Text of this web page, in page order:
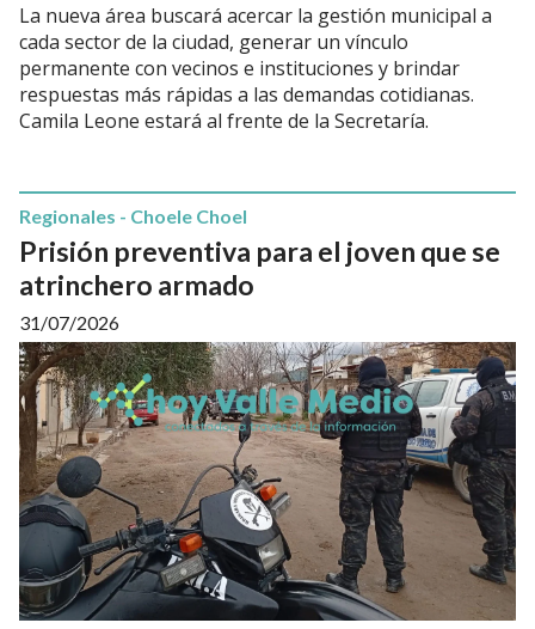
La nueva área buscará acercar la gestión municipal a
cada sector de la ciudad, generar un vínculo
permanente con vecinos e instituciones y brindar
respuestas más rápidas a las demandas cotidianas.
Camila Leone estará al frente de la Secretaría.
Prisión preventiva para el joven que se
atrinchero armado
Regionales - Choele Choel
31/07/2026